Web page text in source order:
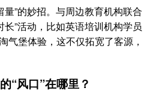
量”的妙招。与周边教育机构联合
”活动，比如英语培训机构学员
气堡体验，这不仅拓宽了客源，
“风口”在哪里？